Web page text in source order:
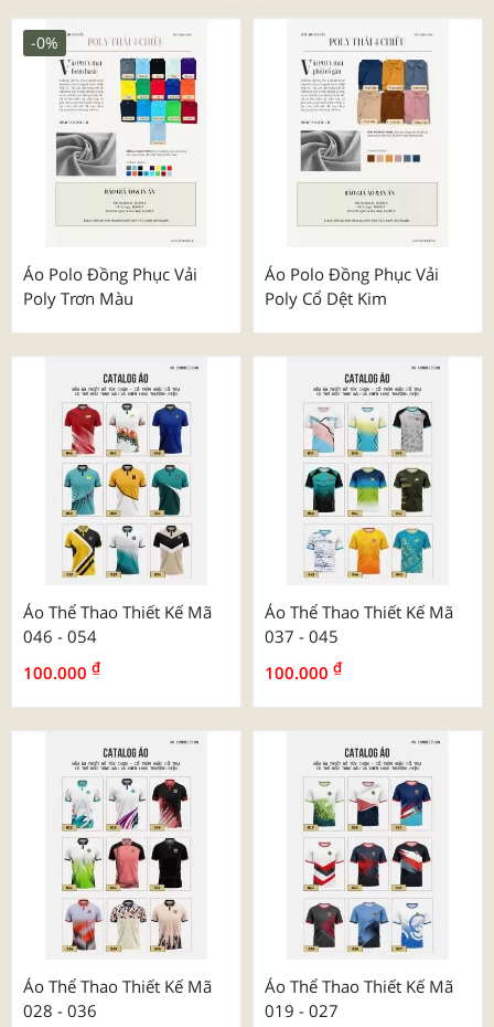
Áo Polo Đồng Phục Vải
Poly Trơn Màu
-0%
Áo Polo Đồng Phục Vải
Poly Cổ Dệt Kim
Áo Thể Thao Thiết Kế Mã
046 - 054
100.000 ₫
Áo Thể Thao Thiết Kế Mã
037 - 045
100.000 ₫
Áo Thể Thao Thiết Kế Mã
028 - 036
Áo Thể Thao Thiết Kế Mã
019 - 027